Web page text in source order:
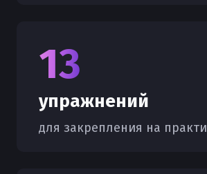
13
упражнений
для закрепления на